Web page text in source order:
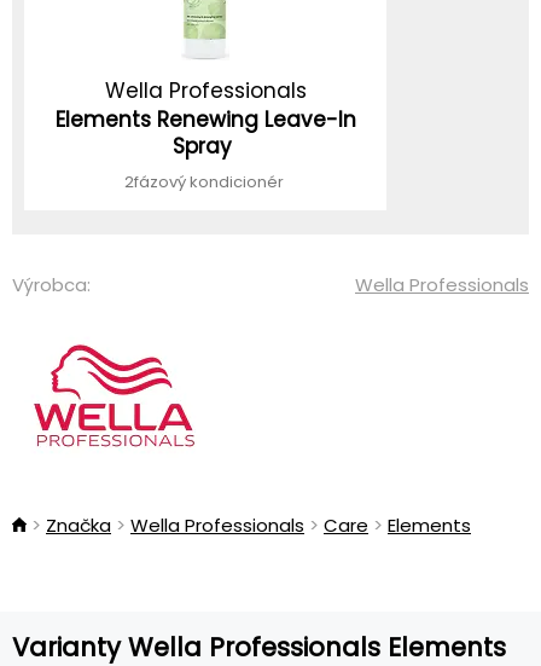
Wella Professionals
Elements Renewing Leave-In
Spray
2fázový kondicionér
Výrobca: Wella Professionals
Značka Wella Professionals Care Elements
Varianty Wella Professionals Elements